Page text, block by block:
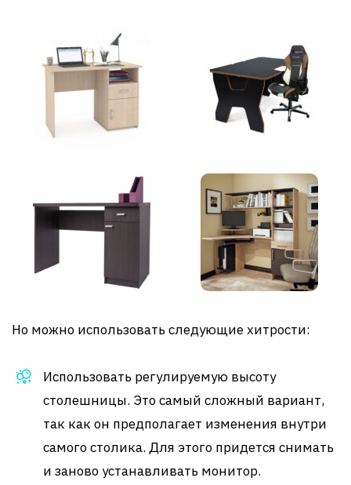
Но можно использовать следующие хитрости:
Использовать регулируемую высоту
столешницы. Это самый сложный вариант,
так как он предполагает изменения внутри
самого столика. Для этого придется снимать
и заново устанавливать монитор.